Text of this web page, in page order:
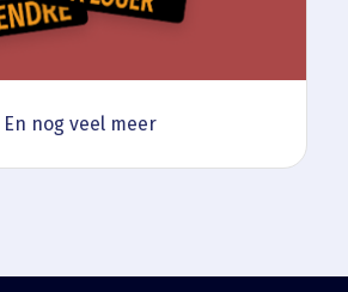
En nog veel meer